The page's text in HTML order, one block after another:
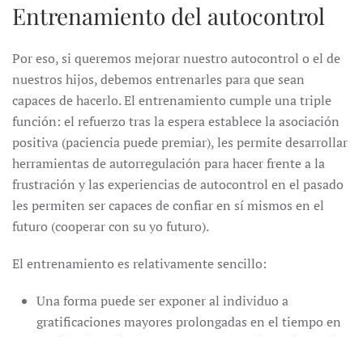
Entrenamiento del autocontrol
Por eso, si queremos mejorar nuestro autocontrol o el de
nuestros hijos, debemos entrenarles para que sean
capaces de hacerlo. El entrenamiento cumple una triple
función: el refuerzo tras la espera establece la asociación
positiva (paciencia puede premiar), les permite desarrollar
herramientas de autorregulación para hacer frente a la
frustración y las experiencias de autocontrol en el pasado
les permiten ser capaces de confiar en sí mismos en el
futuro (cooperar con su yo futuro).
El entrenamiento es relativamente sencillo:
Una forma puede ser exponer al individuo a
gratificaciones mayores prolongadas en el tiempo en